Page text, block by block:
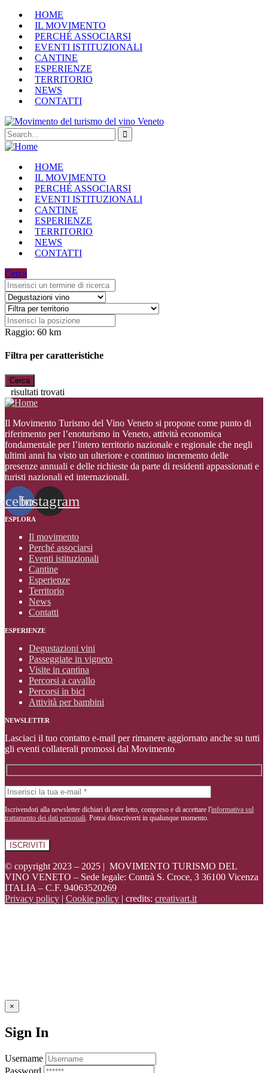
HOME
IL MOVIMENTO
PERCHÉ ASSOCIARSI
EVENTI ISTITUZIONALI
CANTINE
ESPERIENZE
TERRITORIO
NEWS
CONTATTI
HOME
IL MOVIMENTO
PERCHÉ ASSOCIARSI
EVENTI ISTITUZIONALI
CANTINE
ESPERIENZE
TERRITORIO
NEWS
CONTATTI
Cerca
Raggio: 60 km
Filtra per caratteristiche
risultati trovati
Il Movimento Turismo del Vino Veneto si propone come punto di
riferimento per l’enoturismo in Veneto, attività economica
fondamentale per l’intero territorio nazionale e regionale che negli
ultimi anni ha visto un ulteriore e continuo incremento delle
presenze annuali e delle richieste da parte di residenti appassionati e
turisti nazionali ed internazionali.
Instagram
ESPLORA
Il movimento
Perché associarsi
Eventi istituzionali
Cantine
Esperienze
Territorio
News
Contatti
ESPERIENZE
Degustazioni vini
Passeggiate in vigneto
Visite in cantina
Percorsi a cavallo
Percorsi in bici
Attività per bambini
NEWSLETTER
Lasciaci il tuo contatto e-mail per rimanere aggiornato anche su tutti
gli eventi collaterali promossi dal Movimento
Iscrivendoti alla newsletter dichiari di aver letto, compreso e di accettare l'informativa sul
trattamento dei dati personali . Potrai disiscriverti in qualunque momento.
© copyright 2023 – 2025 | MOVIMENTO TURISMO DEL
VINO VENETO – Sede legale: Contrà S. Croce, 3 36100 Vicenza
ITALIA – C.F. 94063520269
Privacy policy | Cookie policy | credits: creativart.it
×
Sign In
Username
Password